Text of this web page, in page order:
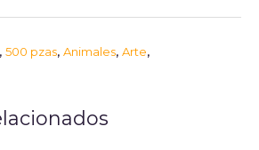
, 500 pzas, Animales, Arte,